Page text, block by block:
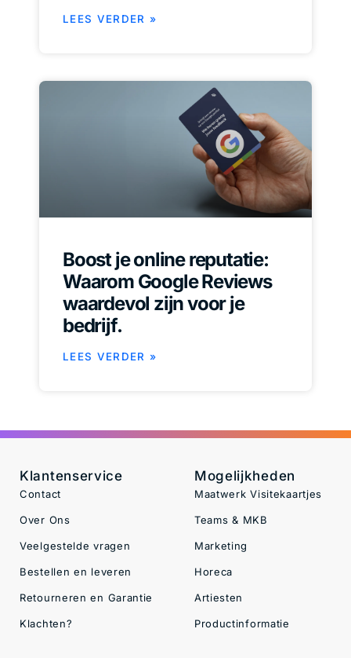
LEES VERDER »
Boost je online reputatie:
Waarom Google Reviews
waardevol zijn voor je
bedrijf.
LEES VERDER »
Klantenservice
Contact
Over Ons
Veelgestelde vragen
Bestellen en leveren
Retourneren en Garantie
Klachten?
Mogelijkheden
Maatwerk Visitekaartjes
Teams & MKB
Marketing
Horeca
Artiesten
Productinformatie